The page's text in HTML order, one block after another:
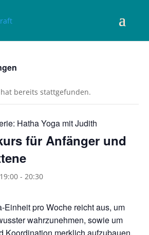
bereits stattgefunden.
Hatha Yoga mit Judith
für Anfänger und
- 20:30
Einheit pro Woche reicht aus, um
wahrzunehmen, sowie um